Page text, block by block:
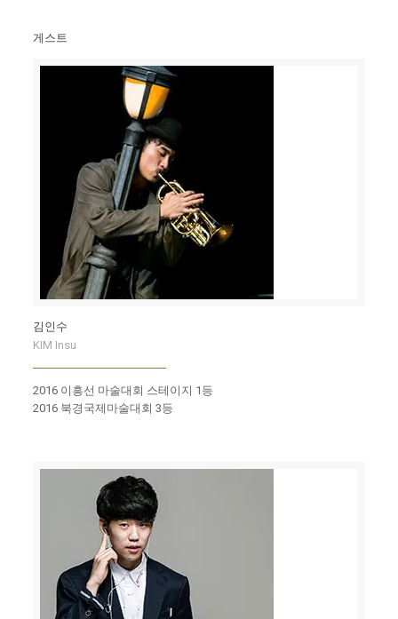
게스트
김인수
KIM Insu
2016 이흥선 마술대회 스테이지 1등
2016 북경국제마술대회 3등